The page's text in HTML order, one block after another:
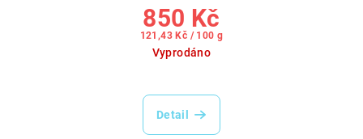
850 Kč
Měrná
121,43 Kč / 100 g
Vyprodáno
Detail